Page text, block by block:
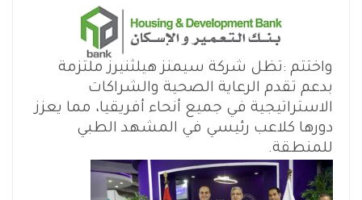
واختتم :تظل شركة سيمنز هيلثنيرز ملتزمة
بدعم تقدم الرعاية الصحية والشراكات
الاستراتيجية في جميع أنحاء أفريقيا، مما يعزز
دورها كلاعب رئيسي في المشهد الطبي
للمنطقة.